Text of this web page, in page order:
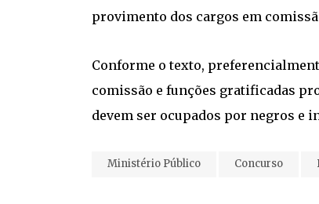
provimento dos cargos em
Conforme o texto,
comissão e funções gratificadas
devem ser ocupados por negros e
Ministério Público Concurso